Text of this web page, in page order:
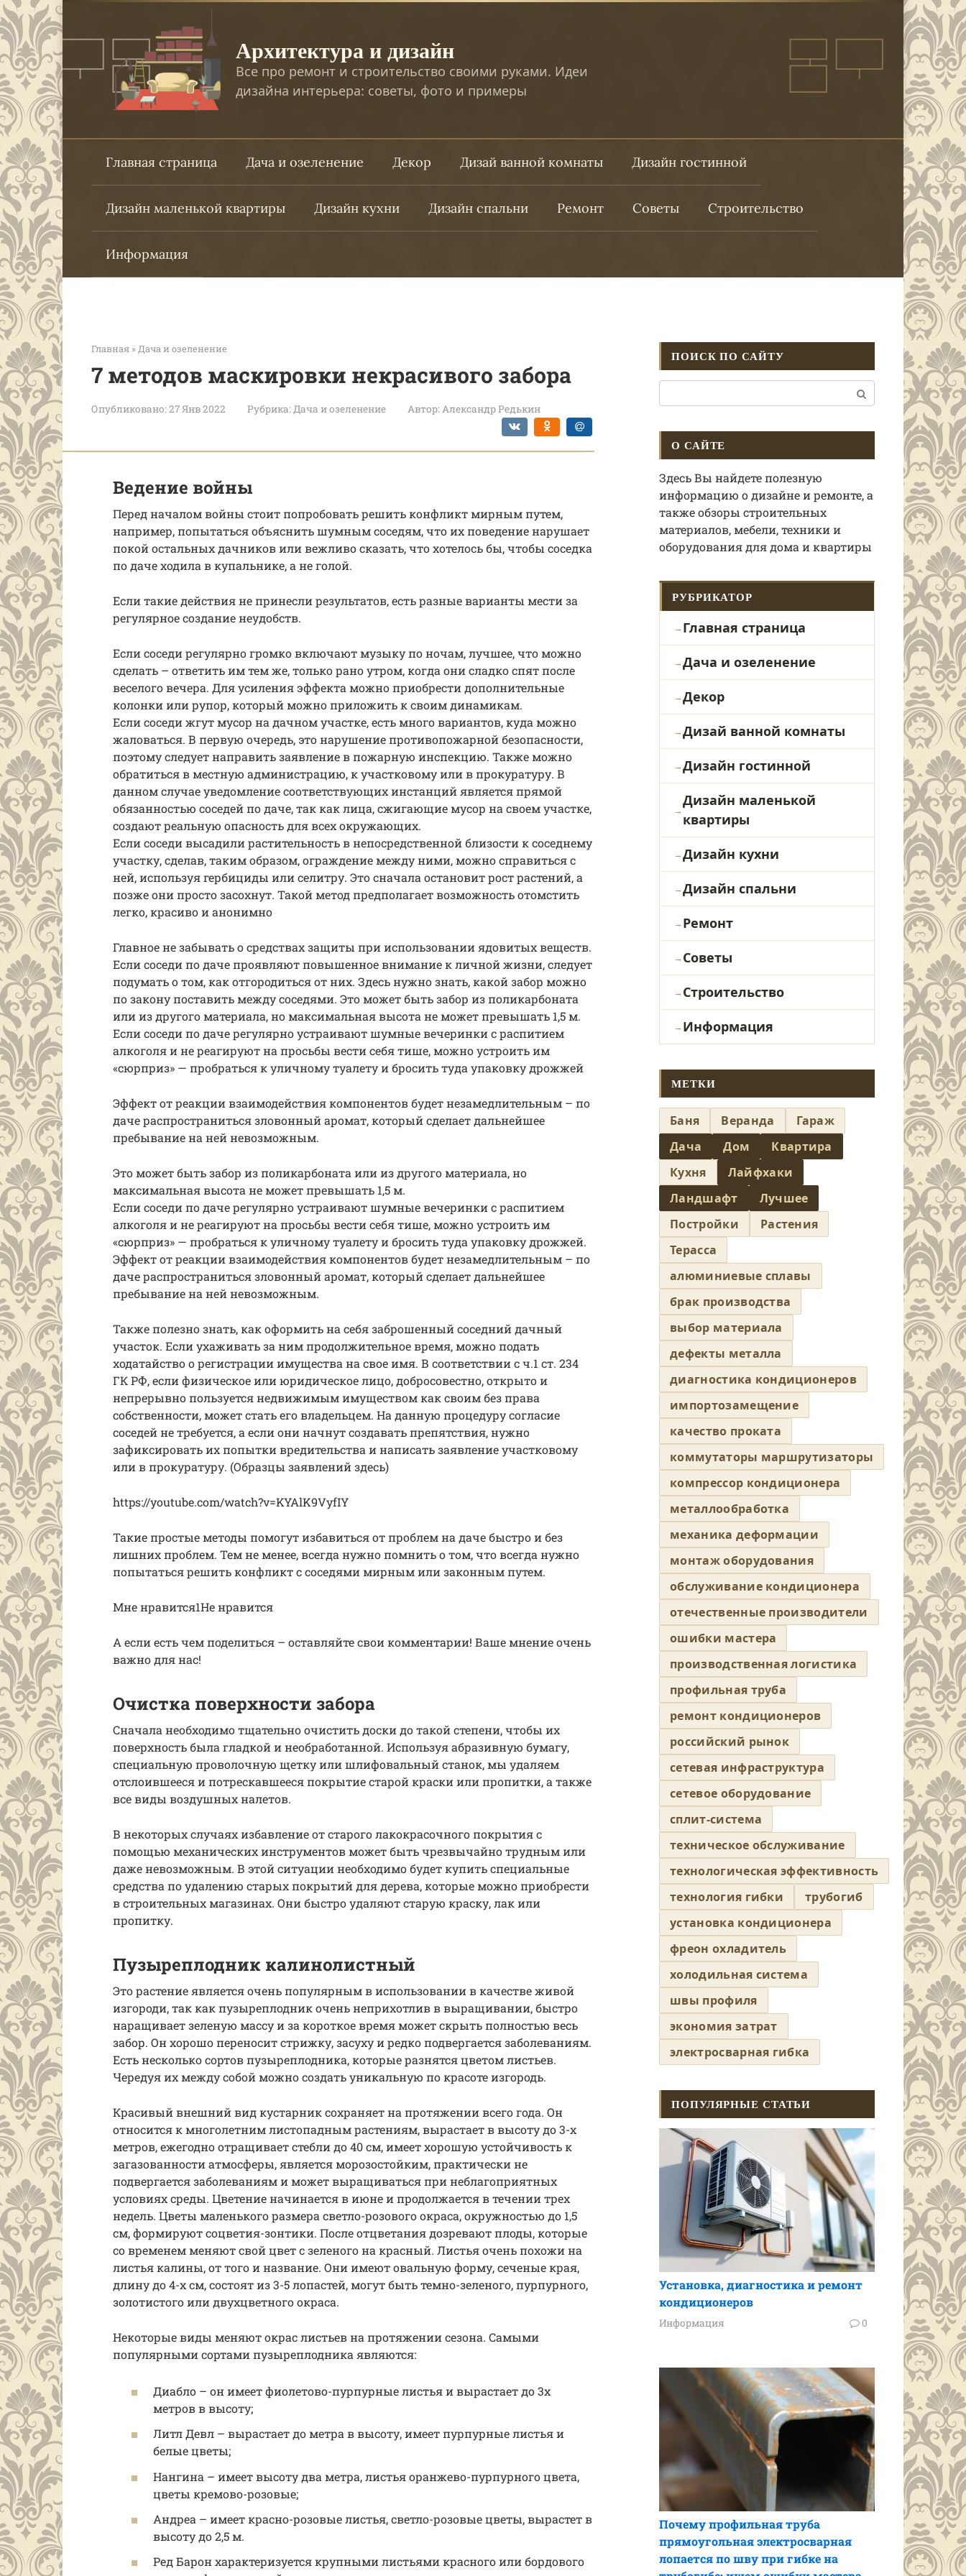
Перейти
к
контенту
Архитектура и дизайн
Все про ремонт и строительство своими руками. Идеи
дизайна интерьера: советы, фото и примеры
Главная страница Дача и озеленение Декор Дизай ванной комнаты Дизайн гостинной
Дизайн маленькой квартиры Дизайн кухни Дизайн спальни Ремонт Советы Строительство
Информация
Главная » Дача и озеленение
7 методов маскировки некрасивого забора
Опубликовано:27 Янв 2022 Рубрика:Дача и озеленение Автор:Александр Редькин
Ведение войны
Перед началом войны стоит попробовать решить конфликт мирным путем,
например, попытаться объяснить шумным соседям, что их поведение нарушает
покой остальных дачников или вежливо сказать, что хотелось бы, чтобы соседка
по даче ходила в купальнике, а не голой.
Если такие действия не принесли результатов, есть разные варианты мести за
регулярное создание неудобств.
Если соседи регулярно громко включают музыку по ночам, лучшее, что можно
сделать – ответить им тем же, только рано утром, когда они сладко спят после
веселого вечера. Для усиления эффекта можно приобрести дополнительные
колонки или рупор, который можно приложить к своим динамикам.
Если соседи жгут мусор на дачном участке, есть много вариантов, куда можно
жаловаться. В первую очередь, это нарушение противопожарной безопасности,
поэтому следует направить заявление в пожарную инспекцию. Также можно
обратиться в местную администрацию, к участковому или в прокуратуру. В
данном случае уведомление соответствующих инстанций является прямой
обязанностью соседей по даче, так как лица, сжигающие мусор на своем участке,
создают реальную опасность для всех окружающих.
Если соседи высадили растительность в непосредственной близости к соседнему
участку, сделав, таким образом, ограждение между ними, можно справиться с
ней, используя гербициды или селитру. Это сначала остановит рост растений, а
позже они просто засохнут. Такой метод предполагает возможность отомстить
легко, красиво и анонимно
Главное не забывать о средствах защиты при использовании ядовитых веществ.
Если соседи по даче проявляют повышенное внимание к личной жизни, следует
подумать о том, как отгородиться от них. Здесь нужно знать, какой забор можно
по закону поставить между соседями. Это может быть забор из поликарбоната
или из другого материала, но максимальная высота не может превышать 1,5 м.
Если соседи по даче регулярно устраивают шумные вечеринки с распитием
алкоголя и не реагируют на просьбы вести себя тише, можно устроить им
«сюрприз» — пробраться к уличному туалету и бросить туда упаковку дрожжей
Эффект от реакции взаимодействия компонентов будет незамедлительным – по
даче распространиться зловонный аромат, который сделает дальнейшее
пребывание на ней невозможным.
Это может быть забор из поликарбоната или из другого материала, но
максимальная высота не может превышать 1,5 м.
Если соседи по даче регулярно устраивают шумные вечеринки с распитием
алкоголя и не реагируют на просьбы вести себя тише, можно устроить им
«сюрприз» — пробраться к уличному туалету и бросить туда упаковку дрожжей.
Эффект от реакции взаимодействия компонентов будет незамедлительным – по
даче распространиться зловонный аромат, который сделает дальнейшее
пребывание на ней невозможным.
Также полезно знать, как оформить на себя заброшенный соседний дачный
участок. Если ухаживать за ним продолжительное время, можно подать
ходатайство о регистрации имущества на свое имя. В соответствии с ч.1 ст. 234
ГК РФ, если физическое или юридическое лицо, добросовестно, открыто и
непрерывно пользуется недвижимым имуществом как своим без права
собственности, может стать его владельцем. На данную процедуру согласие
соседей не требуется, а если они начнут создавать препятствия, нужно
зафиксировать их попытки вредительства и написать заявление участковому
или в прокуратуру. (Образцы заявлений здесь)
https://youtube.com/watch?v=KYAlK9VyfIY
Такие простые методы помогут избавиться от проблем на даче быстро и без
лишних проблем. Тем не менее, всегда нужно помнить о том, что всегда нужно
попытаться решить конфликт с соседями мирным или законным путем.
Мне нравится1Не нравится
А если есть чем поделиться – оставляйте свои комментарии! Ваше мнение очень
важно для нас!
Очистка поверхности забора
Сначала необходимо тщательно очистить доски до такой степени, чтобы их
поверхность была гладкой и необработанной. Используя абразивную бумагу,
специальную проволочную щетку или шлифовальный станок, мы удаляем
отслоившееся и потрескавшееся покрытие старой краски или пропитки, а также
все виды воздушных налетов.
В некоторых случаях избавление от старого лакокрасочного покрытия с
помощью механических инструментов может быть чрезвычайно трудным или
даже невозможным. В этой ситуации необходимо будет купить специальные
средства по удалению старых покрытий для дерева, которые можно приобрести
в строительных магазинах. Они быстро удаляют старую краску, лак или
пропитку.
Пузыреплодник калинолистный
Это растение является очень популярным в использовании в качестве живой
изгороди, так как пузыреплодник очень неприхотлив в выращивании, быстро
наращивает зеленую массу и за короткое время может скрыть полностью весь
забор. Он хорошо переносит стрижку, засуху и редко подвергается заболеваниям.
Есть несколько сортов пузыреплодника, которые разнятся цветом листьев.
Чередуя их между собой можно создать уникальную по красоте изгородь.
Красивый внешний вид кустарник сохраняет на протяжении всего года. Он
относится к многолетним листопадным растениям, вырастает в высоту до 3-х
метров, ежегодно отращивает стебли до 40 см, имеет хорошую устойчивость к
загазованности атмосферы, является морозостойким, практически не
подвергается заболеваниям и может выращиваться при неблагоприятных
условиях среды. Цветение начинается в июне и продолжается в течении трех
недель. Цветы маленького размера светло-розового окраса, окружностью до 1,5
см, формируют соцветия-зонтики. После отцветания дозревают плоды, которые
со временем меняют свой цвет с зеленого на красный. Листья очень похожи на
листья калины, от того и название. Они имеют овальную форму, сеченые края,
длину до 4-х см, состоят из 3-5 лопастей, могут быть темно-зеленого, пурпурного,
золотистого или двухцветного окраса.
Некоторые виды меняют окрас листьев на протяжении сезона. Самыми
популярными сортами пузыреплодника являются:
Диабло – он имеет фиолетово-пурпурные листья и вырастает до 3х
метров в высоту;
Литл Девл – вырастает до метра в высоту, имеет пурпурные листья и
белые цветы;
Нангина – имеет высоту два метра, листья оранжево-пурпурного цвета,
цветы кремово-розовые;
Андреа – имеет красно-розовые листья, светло-розовые цветы, вырастет в
высоту до 2,5 м.
Ред Барон характеризуется крупными листьями красного или бордового
ПОИСК ПО САЙТУ
О САЙТЕ
Здесь Вы найдете полезную
информацию о дизайне и ремонте, а
также обзоры строительных
материалов, мебели, техники и
оборудования для дома и квартиры
РУБРИКАТОР
Главная страница
Дача и озеленение
Декор
Дизай ванной комнаты
Дизайн гостинной
Дизайн маленькой
квартиры
Дизайн кухни
Дизайн спальни
Ремонт
Советы
Строительство
Информация
МЕТКИ
Баня Веранда
Гараж
Дача
Дом
Квартира
Кухня
Лайфхаки
Ландшафт
Лучшее
Постройки
Растения
Терасса
алюминиевые сплавы
брак производства
выбор материала
дефекты металла
диагностика кондиционеров
импортозамещение
качество проката
коммутаторы маршрутизаторы
компрессор кондиционера
металлообработка
механика деформации
монтаж оборудования
обслуживание кондиционера
отечественные производители
ошибки мастера
производственная логистика
профильная труба
ремонт кондиционеров
российский рынок
сетевая инфраструктура
сетевое оборудование
сплит-система
техническое обслуживание
технологическая эффективность
технология гибки
трубогиб
установка кондиционера
фреон охладитель
холодильная система
швы профиля
экономия затрат
электросварная гибка
ПОПУЛЯРНЫЕ СТАТЬИ
Установка, диагностика и ремонт
кондиционеров
Информация 0
Почему профильная труба
прямоугольная электросварная
лопается по шву при гибке на